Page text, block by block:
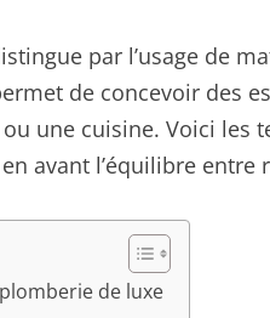
par l’usage de
de concevoir des
une cuisine. Voici les
avant l’équilibre
de luxe